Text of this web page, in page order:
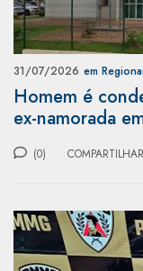
31/07/2026 em
Homem é
ex-namorada
(0) COMPARTILHAR